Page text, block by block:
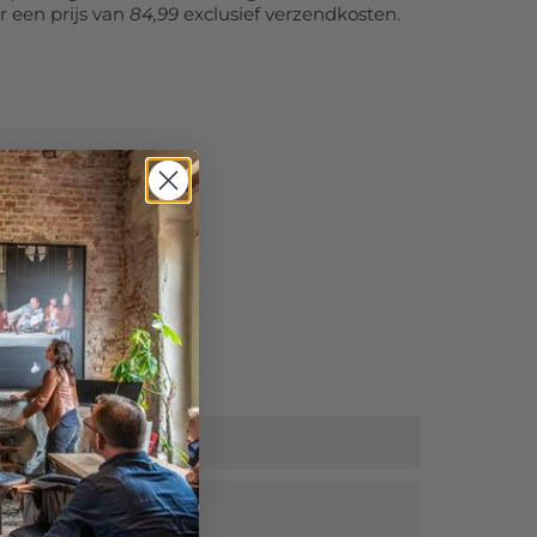
een prijs van 84,99 exclusief verzendkosten.
korting!